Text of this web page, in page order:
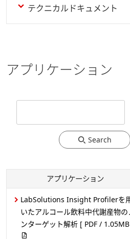
テクニカルドキュメント
アプリケーション
Search
アプリケーション
LabSolutions Insight Profilerを
いたアルコール飲料中代謝産物の
ンターゲット解析 [ PDF /